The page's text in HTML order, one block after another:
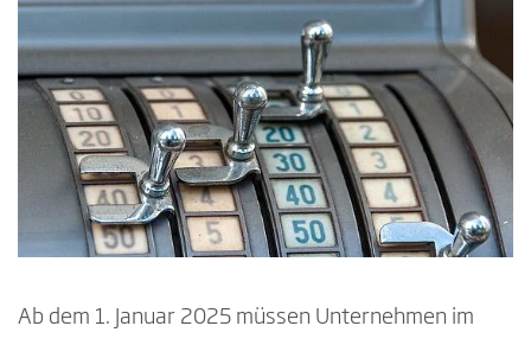
Ab dem 1. Januar 2025 müssen Unternehmen im